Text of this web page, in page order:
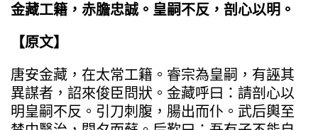
金藏工籍，赤膽忠誠。皇嗣不反，剖心以明。
【原文】
唐安金藏，在太常工籍。睿宗為皇嗣，有誣其
異謀者，詔來俊臣問狀。金藏呼曰：請剖心以
明皇嗣不反。引刀刺腹，腸出而仆。武后輿至